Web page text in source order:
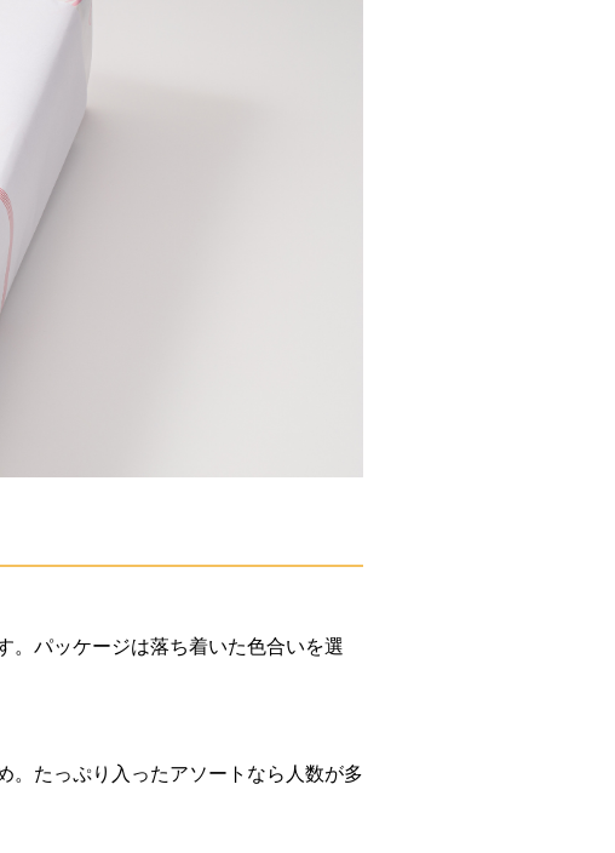
。パッケージは落ち着いた色合いを選
。たっぷり入ったアソートなら人数が多